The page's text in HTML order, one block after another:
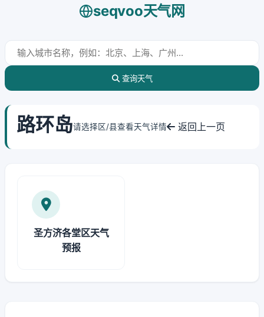
seqvoo天气网
查询天气
路环岛请选择区/县查看天气详情 返回上一页
圣方济各堂区天气
预报